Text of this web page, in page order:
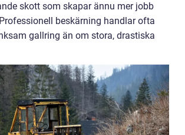
skott som skapar ännu mer jobb
beskärning handlar ofta
gallring än om stora, drastiska